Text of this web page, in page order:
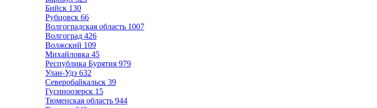
Бийск 130
Рубцовск 66
Волгоградская область 1007
Волгоград 426
Волжский 109
Михайловка 45
Республика Бурятия 979
Улан-Удэ 632
Северобайкальск 39
Гусиноозерск 15
Тюменская область 944